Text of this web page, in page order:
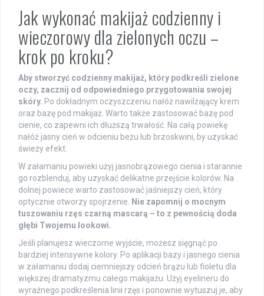
Jak wykonać makijaż codzienny i
wieczorowy dla zielonych oczu –
krok po kroku?
Aby stworzyć codzienny makijaż, który podkreśli zielone
oczy, zacznij od odpowiedniego przygotowania swojej
skóry. Po dokładnym oczyszczeniu nałóż nawilżający krem
oraz bazę pod makijaż. Warto także zastosować bazę pod
cienie, co zapewni ich dłuższą trwałość. Na całą powiekę
nałóż jasny cień w odcieniu beżu lub brzoskwini, by uzyskać
świeży efekt.
W załamaniu powieki użyj jasnobrązowego cienia i starannie
go rozblenduj, aby uzyskać delikatne przejście kolorów. Na
dolnej powiece warto zastosować jaśniejszy cień, który
optycznie otworzy spojrzenie.
Nie zapomnij o mocnym
tuszowaniu rzęs czarną mascarą – to z pewnością doda
głębi Twojemu lookowi.
Jeśli planujesz wieczorne wyjście, możesz sięgnąć po
bardziej intensywne kolory. Po aplikacji bazy i jasnego cienia
w załamaniu dodaj ciemniejszy odcień brązu lub fioletu dla
większej dramatyzmu całego makijażu. Użyj eyelineru do
wyraźnego podkreślenia linii rzęs i ponownie wytuszuj je, aby